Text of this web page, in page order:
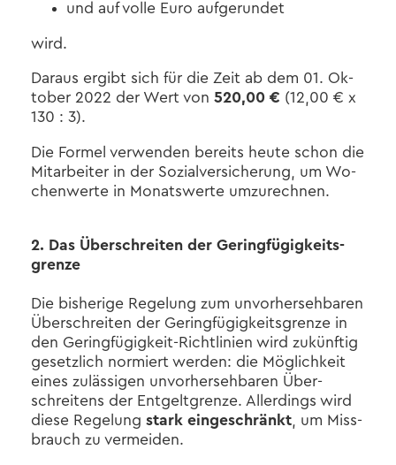
und auf volle Euro auf­ge­run­det
wird.
Dar­aus er­gibt sich für die Zeit ab dem 01. Ok­
to­ber 2022 der Wert von520,00 € (12,00 € x
130 : 3).
Die For­mel ver­wen­den be­reits heute schon die
Mit­ar­bei­ter in der So­zi­al­ver­si­che­rung, um Wo­
chen­wer­te in Mo­nats­wer­te um­zu­rech­nen.
2. Das Über­schrei­ten der Ge­ring­fü­gig­keits­
gren­ze
Die bis­he­ri­ge Re­ge­lung zum un­vor­her­seh­ba­ren
Über­schrei­ten der Ge­ring­fü­gig­keits­gren­ze in
den Geringfügigkeit-​Richtlinien wird zu­künf­tig
ge­setz­lich nor­miert wer­den: die Mög­lich­keit
eines zu­läs­si­gen un­vor­her­seh­ba­ren Über­
schrei­tens der Ent­gelt­gren­ze. Al­ler­dings wird
diese Re­ge­lungstark ein­ge­schränkt, um Miss­
brauch zu ver­mei­den.